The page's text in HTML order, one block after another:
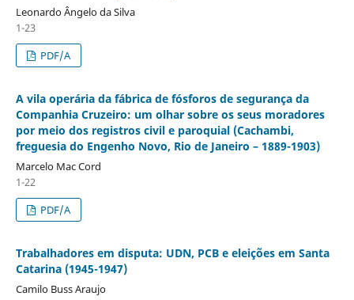
Leonardo Ângelo da Silva
1-23
PDF/A
A vila operária da fábrica de fósforos de segurança da
Companhia Cruzeiro: um olhar sobre os seus moradores
por meio dos registros civil e paroquial (Cachambi,
freguesia do Engenho Novo, Rio de Janeiro – 1889-1903)
Marcelo Mac Cord
1-22
PDF/A
Trabalhadores em disputa: UDN, PCB e eleições em Santa
Catarina (1945-1947)
Camilo Buss Araujo